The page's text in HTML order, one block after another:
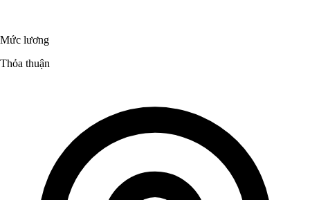
Mức lương
Thỏa thuận